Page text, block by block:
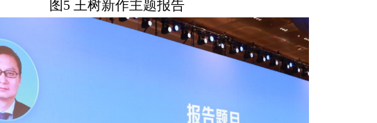
图5 王树新作主题报告